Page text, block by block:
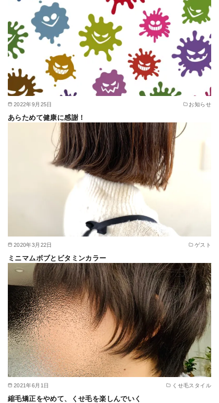
2022年9月25日 お知らせ
あらためて健康に感謝！
2020年3月22日 ゲスト
ミニマムボブとビタミンカラー
2021年6月1日 くせ毛スタイル
縮毛矯正をやめて、くせ毛を楽しんでいく